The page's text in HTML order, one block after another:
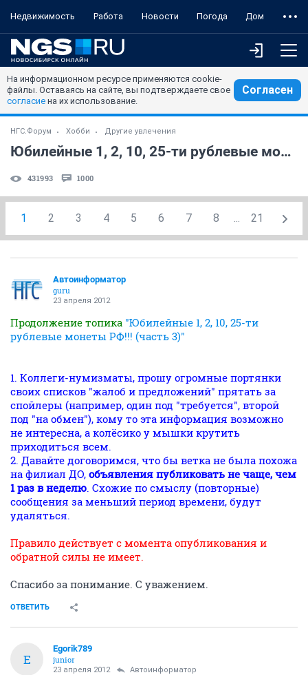
Недвижимость Работа Новости Погода Дом
На информационном ресурсе применяются cookie-
файлы. Оставаясь на сайте, вы подтверждаете свое
согласие на их использование.
Согласен
НГС.Форум Хобби Другие увлечения
Юбилейные 1, 2, 10, 25-ти рублевые монеты РФ!!! (часть 4)
431993 1000
1 2 3 4 5 6 7 8 ... 21
Автоинформатор
guru
23 апреля 2012
Продолжение топика "Юбилейные 1, 2, 10, 25-ти
рублевые монеты РФ!!! (часть 3)"
1. Коллеги-нумизматы, прошу огромные портянки
своих списков "жалоб и предложений" прятать за
спойлеры (например, один под "требуется", второй
под "на обмен"), кому то эта информация возможно
не интересна, а колёсико у мышки крутить
приходиться всем.
2. Давайте договоримся, что бы ветка не была похожа
на филиал ДО, объявления публиковать не чаще, чем
1 раз в неделю. Схожие по смыслу (повторные)
сообщения за меньший период времени, будут
удаляться.
Правило действует с момента опубликования и
обратной силы не имеет.
Спасибо за понимание. С уважением.
ОТВЕТИТЬ
E
Egorik789
junior
23 апреля 2012 Автоинформатор